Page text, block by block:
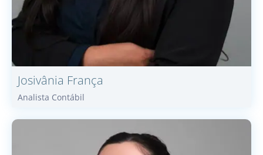
Josivânia França
Analista Contábil